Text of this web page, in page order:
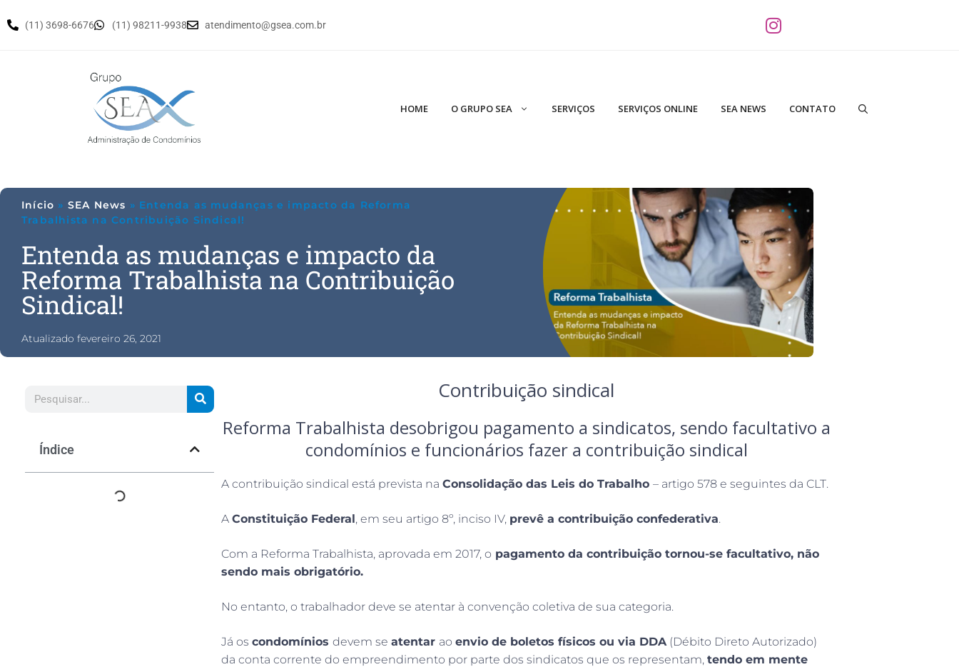
(11) 3698-6676 (11) 98211-9938 atendimento@gsea.com.br
HOME O GRUPO SEA SERVIÇOS SERVIÇOS ONLINE SEA NEWS CONTATO
Início » SEA News » Entenda as mudanças e impacto da Reforma
Trabalhista na Contribuição Sindical!
Entenda as mudanças e impacto da
Reforma Trabalhista na Contribuição
Sindical!
Atualizado fevereiro 26, 2021
Índice
Contribuição sindical
Reforma Trabalhista desobrigou pagamento a sindicatos, sendo facultativo a
condomínios e funcionários fazer a contribuição sindical
A contribuição sindical está prevista na Consolidação das Leis do Trabalho – artigo 578 e seguintes da CLT.
A Constituição Federal, em seu artigo 8º, inciso IV, prevê a contribuição confederativa.
Com a Reforma Trabalhista, aprovada em 2017, o pagamento da contribuição tornou-se facultativo, não
sendo mais obrigatório.
No entanto, o trabalhador deve se atentar à convenção coletiva de sua categoria.
Já os condomínios devem se atentar ao envio de boletos físicos ou via DDA (Débito Direto Autorizado)
da conta corrente do empreendimento por parte dos sindicatos que os representam, tendo em mente